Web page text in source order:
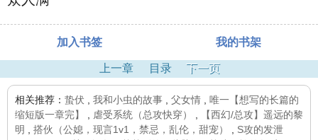
加入书签 我的书架
上一章 目录 下一页
相关推荐： 蛰伏 我和小虫的故事 父女情
唯一【想写的长篇的
缩短版一章完】
虐受系统（总攻快穿）
【西幻/总攻】遥远的黎
明
搭伙（公媳，现言1v1，禁忌，乱伦，甜宠）
S攻的发泄